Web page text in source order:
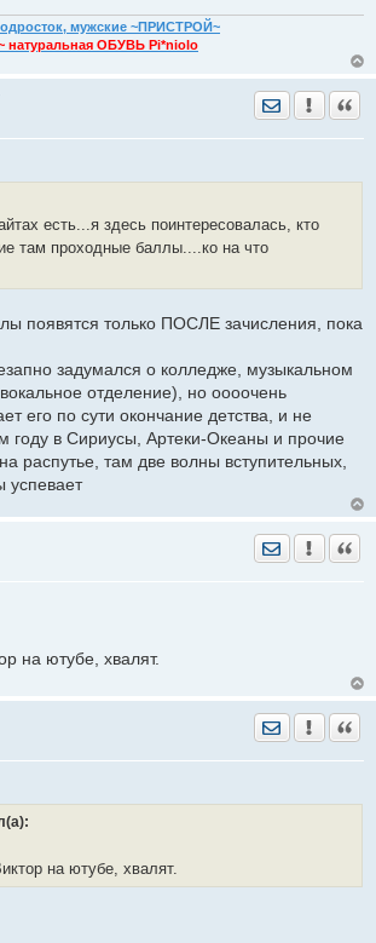
мужские ~ПРИСТРОЙ~
натуральная ОБУВЬ Pi*niolo
Отправить
есть...я здесь поинтересовалась, кто
там проходные баллы....ко на что
появятся только ПОСЛЕ зачисления, пока
задумался о колледже, музыкальном
отделение), но оооочень
его по сути окончание детства, и не
году в Сириусы, Артеки-Океаны и прочие
распутье, там две волны вступительных,
успевает
Отправить
на ютубе, хвалят.
Отправить
на ютубе, хвалят.